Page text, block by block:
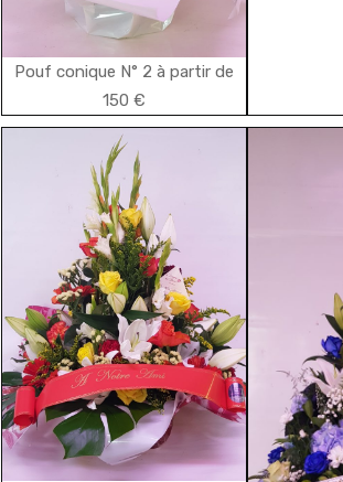
Pouf conique N° 2 à partir de
150 €